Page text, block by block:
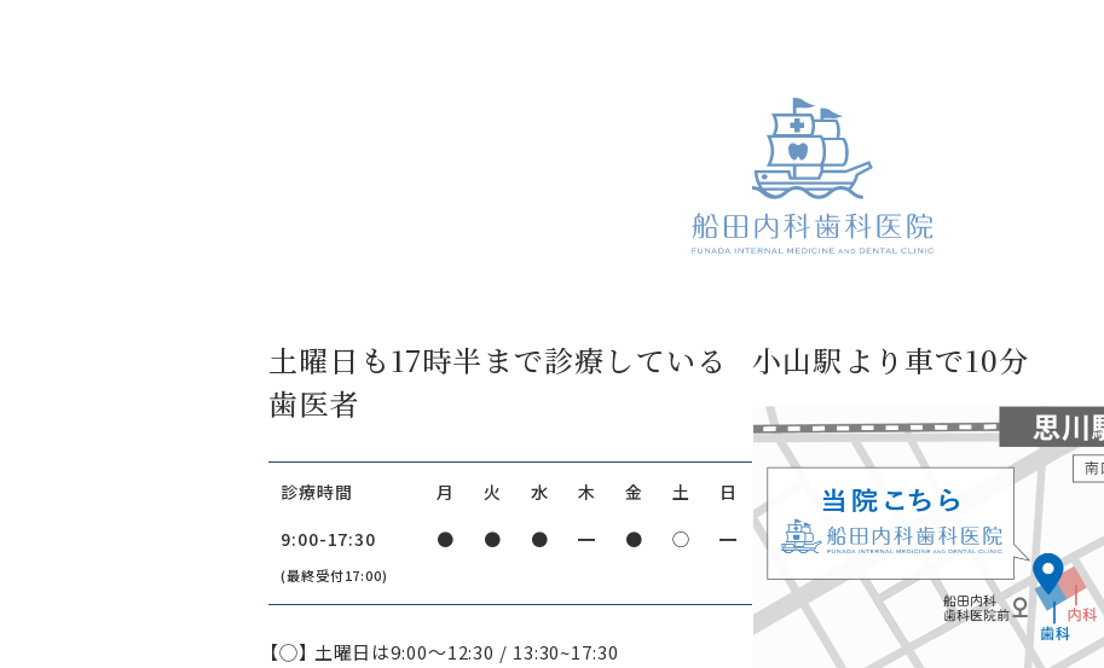
土曜日も17時半まで診療している
歯医者
診療時間 月 火 水 木 金 土
日
9:00-17:30
(最終受付17:00)
● ● ● ━ ● ◯ ━
【◯】 土曜日は9:00〜12:30 / 13:30~17:30
小山駅より車で10分